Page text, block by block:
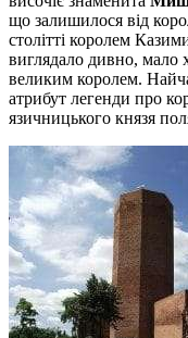
що залишилося від
столітті королем
виглядало дивно, мало
великим королем.
атрибут легенди про
язичницького князя